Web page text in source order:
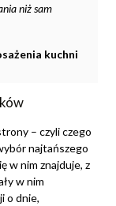
niż sam
kuchni
– czyli czego
najtańszego
w nim znajduje, z
w nim
o dnie,